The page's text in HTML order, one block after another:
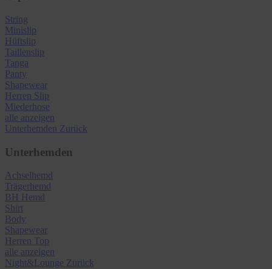
String
Minislip
Hüftslip
Taillenslip
Tanga
Panty
Shapewear
Herren Slip
Miederhose
alle anzeigen
Unterhemden Zurück
Unterhemden
Achselhemd
Trägerhemd
BH Hemd
Shirt
Body
Shapewear
Herren Top
alle anzeigen
Night&Lounge Zurück